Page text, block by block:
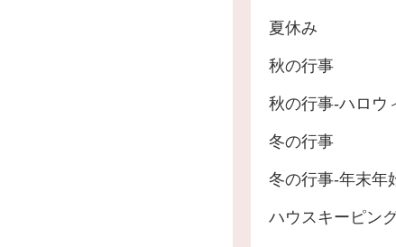
夏休み
秋の行事
秋の行事-ハロウ
冬の行事
冬の行事-年末年
ハウスキーピン